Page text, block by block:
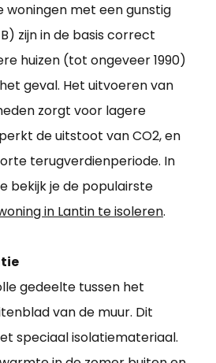
woningen met een gunstig
zijn in de basis correct
huizen (tot ongeveer 1990)
geval. Het uitvoeren van
zorgt voor lagere
de uitstoot van CO2, en
terugverdienperiode. In
bekijk je de populairste
in Lantin te isoleren.
gedeelte tussen het
van de muur. Dit
speciaal isolatiemateriaal.